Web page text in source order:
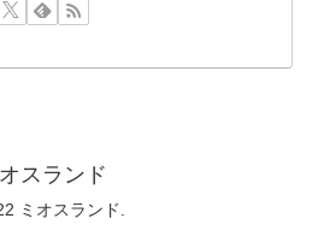
スランド
ミオスランド.